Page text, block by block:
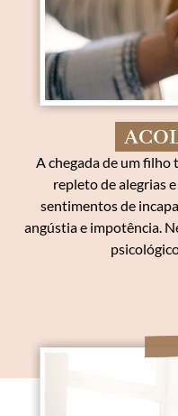
A chegada de um filho
repleto de alegrias
sentimentos de
angústia e impotência.